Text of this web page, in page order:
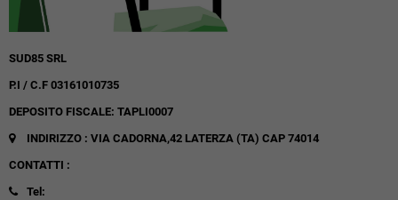
SUD85 SRL
P.I / C.F 03161010735
DEPOSITO FISCALE: TAPLI0007
INDIRIZZO : VIA CADORNA,42 LATERZA (TA) CAP 74014
CONTATTI :
Tel: